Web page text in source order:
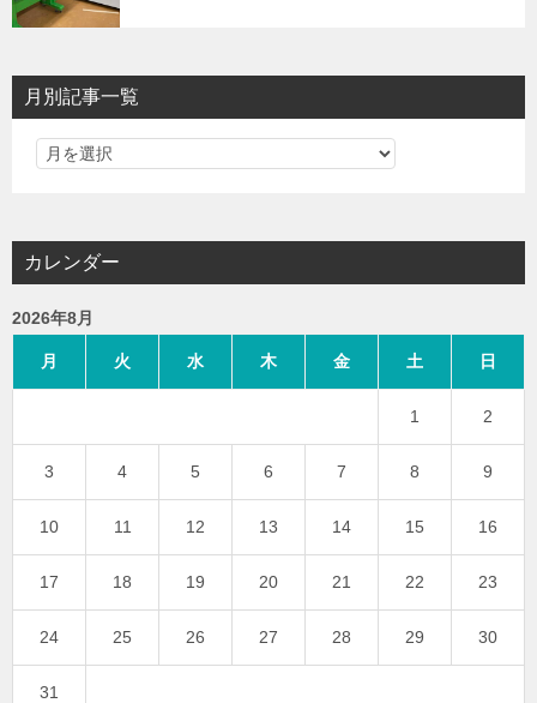
月別記事一覧
カレンダー
2026年8月
月 火 水 木 金 土 日
1 2
3 4 5 6 7 8 9
10 11 12 13 14 15 16
17 18 19 20 21 22 23
24 25 26 27 28 29 30
31